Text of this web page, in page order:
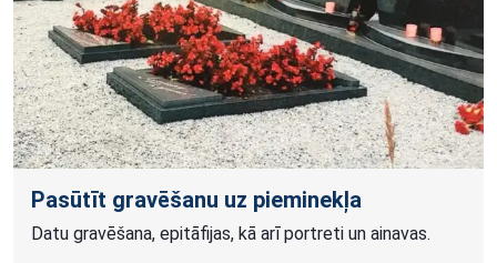
Pasūtīt gravēšanu uz pieminekļa
Datu gravēšana, epitāfijas, kā arī portreti un ainavas.